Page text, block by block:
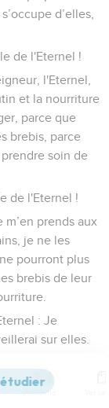
d’elles,
de l'Eternel !
l'Eternel,
et la nourriture
parce que
brebis, parce
soin de
de l'Eternel !
prends aux
je ne les
pourront plus
brebis de leur
: Je
sur elles.
brebis et